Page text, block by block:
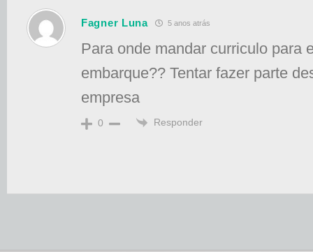
Fagner Luna 5 anos atrás
Para onde mandar curriculo para
embarque?? Tentar fazer parte
empresa
0 Responder